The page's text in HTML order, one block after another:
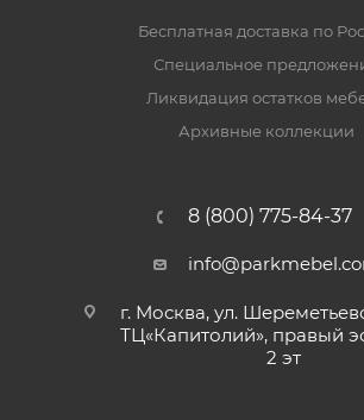
Бесплатная доставка по
Специальное
Ликвидация остатков
Архивные коллекции
8 (800) 775-84-37
г. Москва, ул.
ТЦ«Капитолий», правый
2 эт